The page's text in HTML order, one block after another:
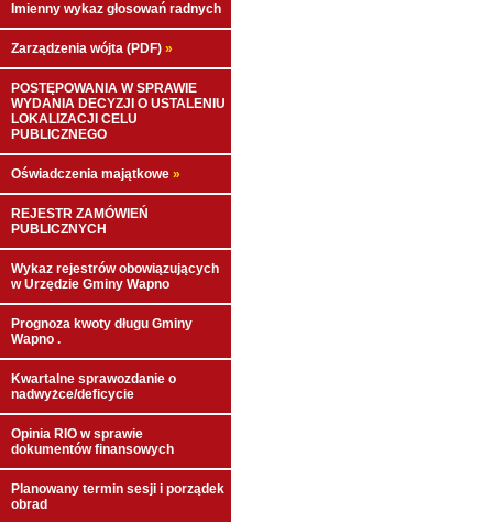
Imienny wykaz głosowań radnych
Zarządzenia wójta (PDF) »
POSTĘPOWANIA W SPRAWIE
WYDANIA DECYZJI O USTALENIU
LOKALIZACJI CELU
PUBLICZNEGO
Oświadczenia majątkowe »
REJESTR ZAMÓWIEŃ
PUBLICZNYCH
Wykaz rejestrów obowiązujących
w Urzędzie Gminy Wapno
Prognoza kwoty długu Gminy
Wapno .
Kwartalne sprawozdanie o
nadwyżce/deficycie
Opinia RIO w sprawie
dokumentów finansowych
Planowany termin sesji i porządek
obrad